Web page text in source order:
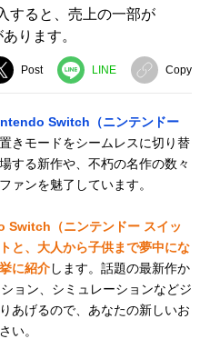
すると、売上の一部が
ります。
Post LINE Copy
Switch（ニンテンドー
きモードをシームレスに切り替
する新作や、不朽の名作の数々
ァンを魅了しています。
Switch（ニンテンドー スイッ
と、大人から子供まで夢中にな
に紹介します。話題の最新作か
ョン、シミュレーションなどジ
あげるので、あなたの新しいお
い。